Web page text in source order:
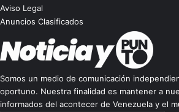
Aviso Legal
Anuncios Clasificados
Somos un medio de comunicación
oportuno. Nuestra finalidad es mantener a
informados del acontecer de Venezuela y el